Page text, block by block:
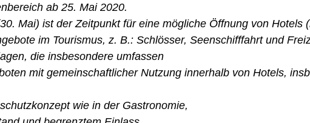
ab 25. Mai 2020.
Mai) ist der Zeitpunkt für eine mögliche Öffnung von Hotels
im Tourismus, z. B.: Schlösser, Seenschifffahrt und
die insbesondere umfassen
mit gemeinschaftlicher Nutzung innerhalb von Hotels,
wie in der Gastronomie,